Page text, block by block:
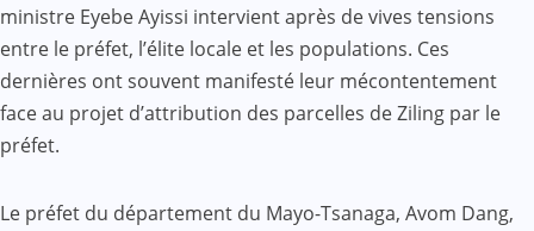
ministre Eyebe Ayissi intervient après de vives tensions
entre le préfet, l’élite locale et les populations. Ces
dernières ont souvent manifesté leur mécontentement
face au projet d’attribution des parcelles de Ziling par le
préfet.
Le préfet du département du Mayo-Tsanaga, Avom Dang,